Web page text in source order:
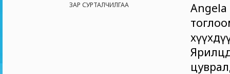
ЗАР СУРТАЛЧИЛГАА